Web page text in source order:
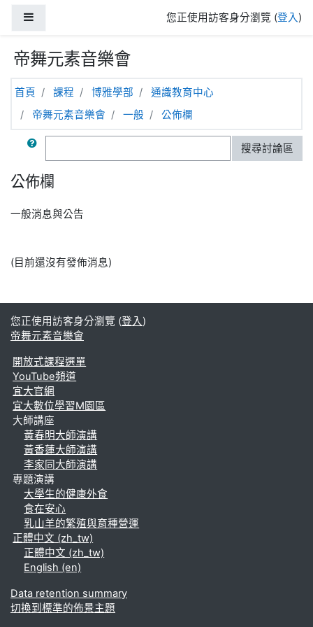
您正使用訪客身分瀏覽 (登入)
帝舞元素音樂會
首頁 課程 博雅學部
通識教育中心
帝舞元素音樂會
一般 公佈欄
搜尋 搜尋討論區
公佈欄
一般消息與公告
(目前還沒有發佈消息)
您正使用訪客身分瀏覽 (登入)
帝舞元素音樂會
開放式課程選單
YouTube頻道
宜大官網
宜大數位學習M園區
大師講座
黃春明大師演講
黃香蓮大師演講
李家同大師演講
專題演講
大學生的健康外食
食在安心
乳山羊的繁殖與育種營運
正體中文 ‎(zh_tw)‎
正體中文 ‎(zh_tw)‎
English ‎(en)‎
Data retention summary
切換到標準的佈景主題